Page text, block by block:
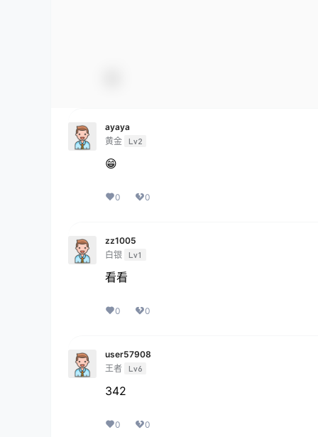
ayaya
黄金 Lv2
😁
0 0
zz1005
白银
Lv1
看看
0 0
user57908
王者 Lv6
342
0 0